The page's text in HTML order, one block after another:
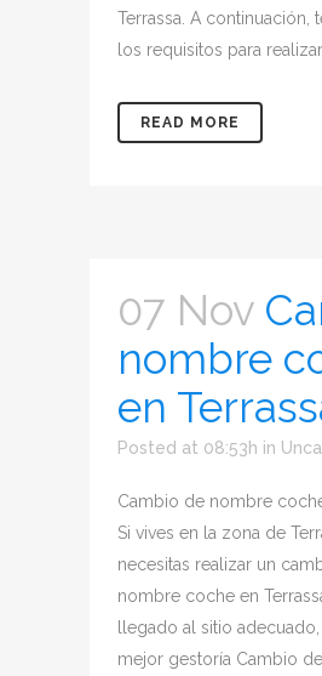
Terrassa. A continuación,
los requisitos para realizar
READ MORE
07 Nov
nombre
en
Posted at 08:53h in
Cambio de nombre
Si vives en la zona de
necesitas realizar un
nombre coche en
llegado al sitio
mejor gestoría Cambio